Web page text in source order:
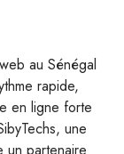
au Sénégal
rapide,
en ligne forte
une
un partenaire